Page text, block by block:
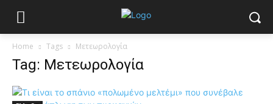
Home Tags Μετεωρολογία
Tag: Μετεωρολογία